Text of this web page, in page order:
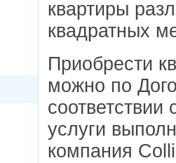
квартиры
квадратных
Приобрести
можно по
услуги
компания